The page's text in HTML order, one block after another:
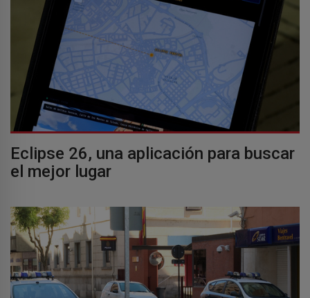
Eclipse 26, una aplicación para buscar
el mejor lugar